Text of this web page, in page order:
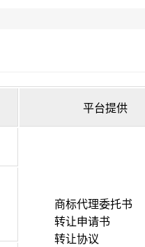
平台提供
商标代理委托书
转让申请书
转让协议